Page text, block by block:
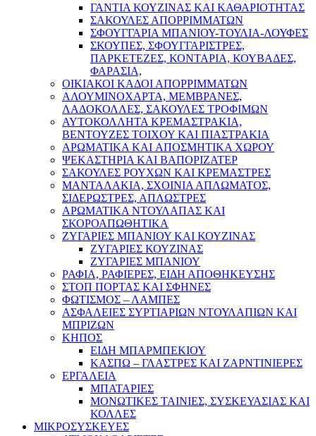
ΓΑΝΤΙΑ ΚΟΥΖΙΝΑΣ ΚΑΙ ΚΑΘΑΡΙΟΤΗΤΑΣ
ΣΑΚΟΥΛΕΣ ΑΠΟΡΡΙΜΜΑΤΩΝ
ΣΦΟΥΓΓΑΡΙΑ ΜΠΑΝΙΟΥ-ΤΟΥΛΙΑ-ΛΟΥΦΕΣ
ΣΚΟΥΠΕΣ, ΣΦΟΥΓΓΑΡΙΣΤΡΕΣ,
ΠΑΡΚΕΤΕΖΕΣ, ΚΟΝΤΑΡΙΑ, ΚΟΥΒΑΔΕΣ,
ΦΑΡΑΣΙΑ,
ΟΙΚΙΑΚΟΙ ΚΑΔΟΙ ΑΠΟΡΡΙΜΜΑΤΩΝ
ΑΛΟΥΜΙΝΟΧΑΡΤΑ, ΜΕΜΒΡΑΝΕΣ,
ΛΑΔΟΚΟΛΛΕΣ, ΣΑΚΟΥΛΕΣ ΤΡΟΦΙΜΩΝ
ΑΥΤΟΚΟΛΛΗΤΑ ΚΡΕΜΑΣΤΡΑΚΙΑ,
ΒΕΝΤΟΥΖΕΣ ΤΟΙΧΟΥ ΚΑΙ ΠΙΑΣΤΡΑΚΙΑ
ΑΡΩΜΑΤΙΚΑ KAI ΑΠΟΣΜΗΤΙΚΑ ΧΩΡΟΥ
ΨΕΚΑΣΤΗΡΙΑ ΚΑΙ ΒΑΠΟΡΙΖΑΤΕΡ
ΣΑΚΟΥΛΕΣ ΡΟΥΧΩΝ ΚΑΙ ΚΡΕΜΑΣΤΡΕΣ
ΜΑΝΤΑΛΑΚΙΑ, ΣΧΟΙΝΙΑ ΑΠΛΩΜΑΤΟΣ,
ΣΙΔΕΡΩΣΤΡΕΣ, ΑΠΛΩΣΤΡΕΣ
ΑΡΩΜΑΤΙΚΑ ΝΤΟΥΛΑΠΑΣ ΚΑΙ
ΣΚΟΡΟΑΠΩΘΗΤΙΚΑ
ΖΥΓΑΡΙΕΣ ΜΠΑΝΙΟΥ ΚΑΙ ΚΟΥΖΙΝΑΣ
ΖΥΓΑΡΙΕΣ ΚΟΥΖΙΝΑΣ
ΖΥΓΑΡΙΕΣ ΜΠΑΝΙΟΥ
ΡΑΦΙΑ, ΡΑΦΙΕΡΕΣ, ΕΙΔΗ ΑΠΟΘΗΚΕΥΣΗΣ
ΣΤΟΠ ΠΟΡΤΑΣ ΚΑΙ ΣΦΗΝΕΣ
ΦΩΤΙΣΜΟΣ – ΛΑΜΠΕΣ
ΑΣΦΑΛΕΙΕΣ ΣΥΡΤΙΑΡΙΩΝ ΝΤΟΥΛΑΠΙΩΝ ΚΑΙ
ΜΠΡΙΖΩΝ
ΚΗΠΟΣ
ΕΙΔΗ ΜΠΑΡΜΠΕΚΙΟΥ
ΚΑΣΠΩ – ΓΛΑΣΤΡΕΣ ΚΑΙ ΖΑΡΝΤΙΝΙΕΡΕΣ
ΕΡΓΑΛΕΙΑ
ΜΠΑΤΑΡΙΕΣ
ΜΟΝΩΤΙΚΕΣ ΤΑΙΝΙΕΣ, ΣΥΣΚΕΥΑΣΙΑΣ ΚΑΙ
ΚΟΛΛΕΣ
ΜΙΚΡΟΣΥΣΚΕΥΕΣ